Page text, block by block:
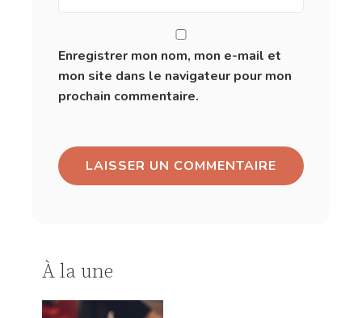
Enregistrer mon nom, mon e-mail et
mon site dans le navigateur pour mon
prochain commentaire.
À la une